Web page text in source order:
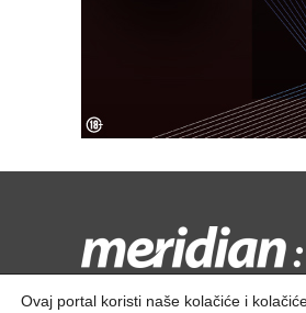
Kontaktirajte nas:
Ovaj portal koristi naše kolačiće i